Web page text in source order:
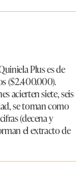
Plus es de
($2.400.000).
acierten siete, seis
se toman como
(decena y
el extracto de